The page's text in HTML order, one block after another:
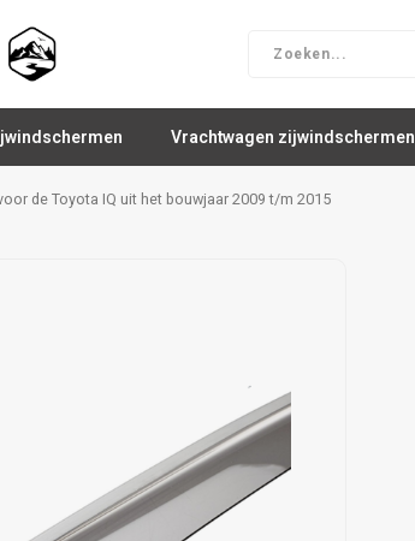
Vrachtwagen zijwindschermen
de Toyota IQ uit het bouwjaar 2009 t/m 2015